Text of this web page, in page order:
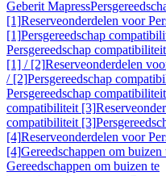
Geberit Mapress
[1]Reserveonderdelen voor
[1]Persgereedschap
Persgereedschap
[1] / [2]Reserveonderdelen
/ [2]Persgereedschap
Persgereedschap
compatibiliteit [3]
compatibiliteit [3]
[4]Reserveonderdelen voor
[4]Gereedschappen om buizen
Gereedschappen om buizen te